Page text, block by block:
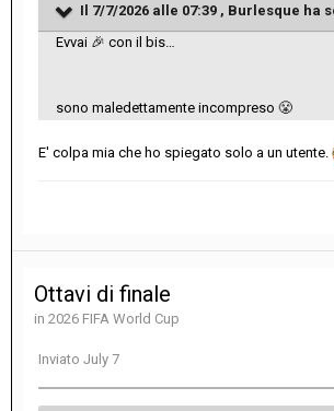
Il 7/7/2026 alle 07:39 , Burlesque ha
Evvai 🎉 con il bis…
sono maledettamente incompreso 😤
E' colpa mia che ho spiegato solo a un utente.
Ottavi di finale
in 2026 FIFA World Cup
Inviato July 7